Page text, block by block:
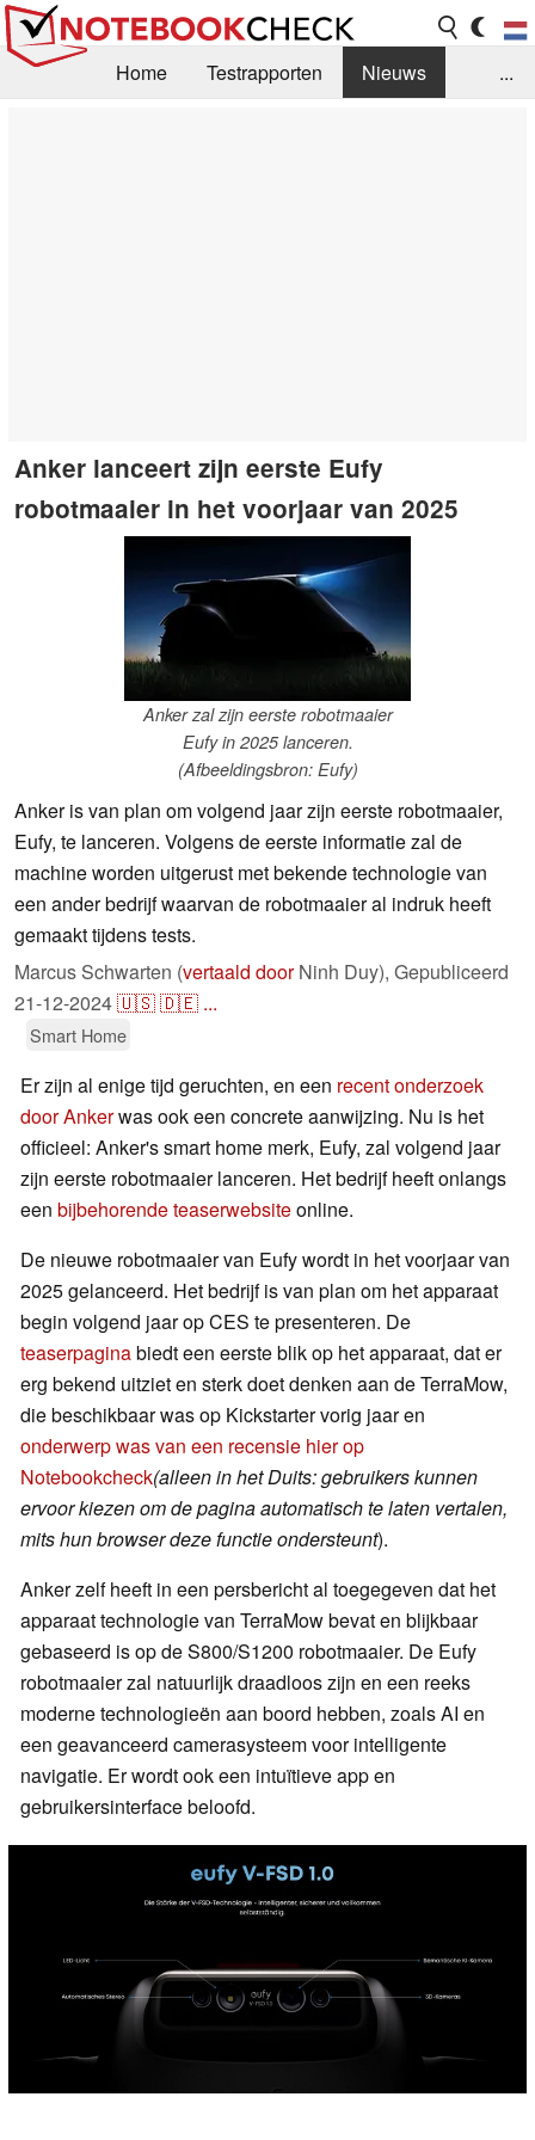
Home Testrapporten
Nieuws
...
Anker lanceert zijn eerste Eufy
robotmaaier in het voorjaar van 2025
Anker zal zijn eerste robotmaaier
Eufy in 2025 lanceren.
(Afbeeldingsbron: Eufy)
Anker is van plan om volgend jaar zijn eerste robotmaaier,
Eufy, te lanceren. Volgens de eerste informatie zal de
machine worden uitgerust met bekende technologie van
een ander bedrijf waarvan de robotmaaier al indruk heeft
gemaakt tijdens tests.
Marcus Schwarten (vertaald doorNinh Duy), Gepubliceerd
21-12-2024🇺🇸🇩🇪 ...
Smart Home
Er zijn al enige tijd geruchten, en een recent onderzoek
door Ankerwas ook een concrete aanwijzing. Nu is het
officieel: Anker's smart home merk, Eufy, zal volgend jaar
zijn eerste robotmaaier lanceren. Het bedrijf heeft onlangs
een bijbehorende teaserwebsiteonline.
De nieuwe robotmaaier van Eufy wordt in het voorjaar van
2025 gelanceerd. Het bedrijf is van plan om het apparaat
begin volgend jaar op CES te presenteren. De
teaserpaginabiedt een eerste blik op het apparaat, dat er
erg bekend uitziet en sterk doet denken aan de TerraMow,
die beschikbaar was op Kickstarter vorig jaar en
onderwerp was van een recensie hier op
Notebookcheck(alleen in het Duits: gebruikers kunnen
ervoor kiezen om de pagina automatisch te laten vertalen,
mits hun browser deze functie ondersteunt).
Anker zelf heeft in een persbericht al toegegeven dat het
apparaat technologie van TerraMow bevat en blijkbaar
gebaseerd is op de S800/S1200 robotmaaier. De Eufy
robotmaaier zal natuurlijk draadloos zijn en een reeks
moderne technologieën aan boord hebben, zoals AI en
een geavanceerd camerasysteem voor intelligente
navigatie. Er wordt ook een intuïtieve app en
gebruikersinterface beloofd.